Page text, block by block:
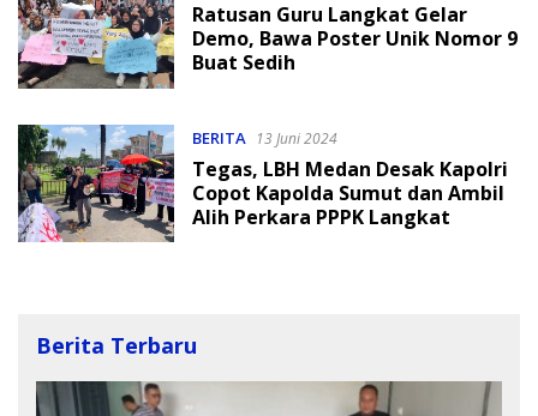
Ratusan Guru Langkat Gelar
Demo, Bawa Poster Unik Nomor 9
Buat Sedih
BERITA 13 Juni 2024
Tegas, LBH Medan Desak Kapolri
Copot Kapolda Sumut dan Ambil
Alih Perkara PPPK Langkat
Berita Terbaru